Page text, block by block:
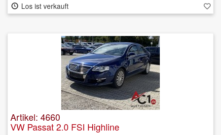
Los ist verkauft
Artikel: 4660
VW Passat 2.0 FSI Highline